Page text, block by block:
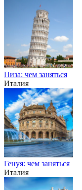
Пиза: чем заняться
Италия
Генуя: чем заняться
Италия